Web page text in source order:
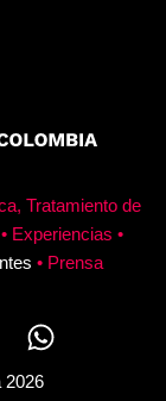
Tratamiento de
• Experiencias •
• Prensa
W
h
a
2026